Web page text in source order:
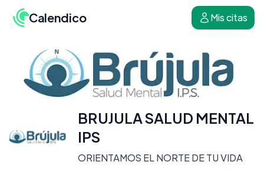
Calendico Mis citas
BRUJULA SALUD MENTAL
IPS
ORIENTAMOS EL NORTE DE TU VIDA